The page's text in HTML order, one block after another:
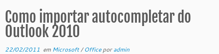
Como importar autocompletar do
Outlook 2010
22/02/2011 em Microsoft/Officeporadmin